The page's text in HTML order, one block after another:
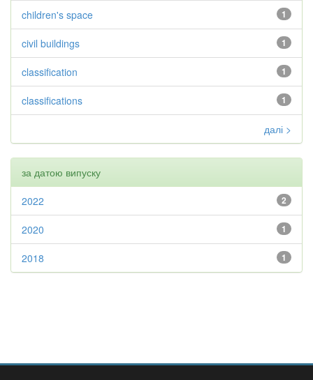
1
children's space
1
civil buildings
1
classification
1
classifications
далі >
за датою випуску
2
2022
1
2020
1
2018